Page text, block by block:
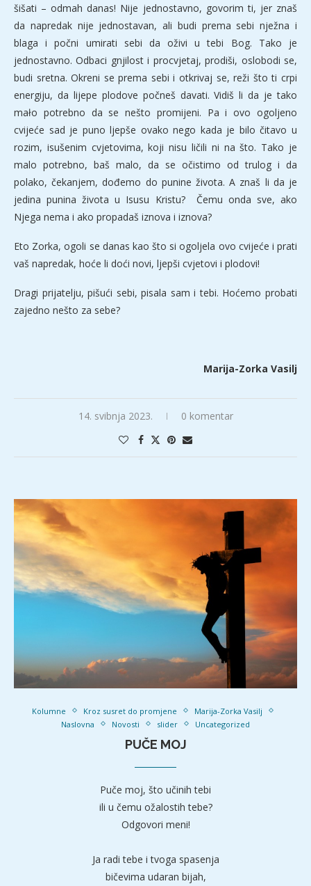
šišati – odmah danas! Nije jednostavno, govorim ti, jer znaš
da napredak nije jednostavan, ali budi prema sebi nježna i
blaga i počni umirati sebi da oživi u tebi Bog. Tako je
jednostavno. Odbaci gnjilost i procvjetaj, prodiši, oslobodi se,
budi sretna. Okreni se prema sebi i otkrivaj se, reži što ti crpi
energiju, da lijepe plodove počneš davati. Vidiš li da je tako
mało potrebno da se nešto promijeni. Pa i ovo ogoljeno
cvijeće sad je puno ljepše ovako nego kada je bilo čitavo u
rozim, isušenim cvjetovima, koji nisu ličili ni na što. Tako je
malo potrebno, baš malo, da se očistimo od trulog i da
polako, čekanjem, dođemo do punine života. A znaš li da je
jedina punina života u Isusu Kristu? Čemu onda sve, ako
Njega nema i ako propadaš iznova i iznova?
Eto Zorka, ogoli se danas kao što si ogoljela ovo cvijeće i prati
vaš napredak, hoće li doći novi, ljepši cvjetovi i plodovi!
Dragi prijatelju, pišući sebi, pisala sam i tebi. Hoćemo probati
zajedno nešto za sebe?
Marija-Zorka Vasilj
14. svibnja 2023. 0 komentar
Kolumne Kroz susret do promjene
Marija-Zorka Vasilj
Naslovna
Novosti slider Uncategorized
PUČE MOJ
Puče moj, što učinih tebi
ili u čemu ožalostih tebe?
Odgovori meni!
Ja radi tebe i tvoga spasenja
bičevima udaran bijah,